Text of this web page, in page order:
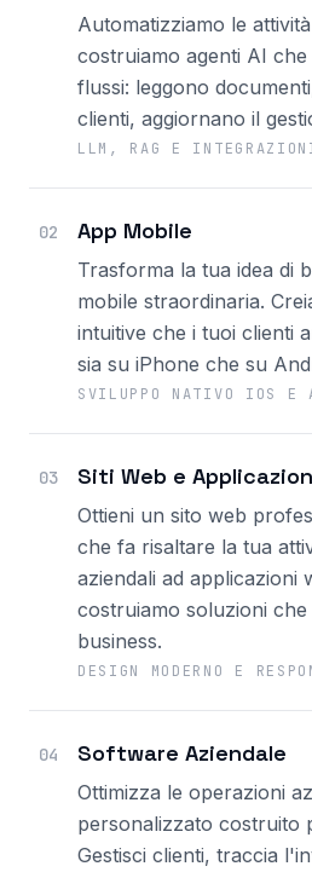
Automatizziamo le
costruiamo agenti AI
flussi: leggono
clienti, aggiornano il
LLM, RAG E
02 App Mobile
Trasforma la tua idea di
mobile straordinaria.
intuitive che i tuoi clienti
sia su iPhone che su
SVILUPPO NATIVO IOS E
03 Siti Web e
Ottieni un sito web
che fa risaltare la tua
aziendali ad applicazioni
costruiamo soluzioni
business.
DESIGN MODERNO E
04 Software Aziendale
Ottimizza le operazioni
personalizzato costruito
Gestisci clienti, traccia